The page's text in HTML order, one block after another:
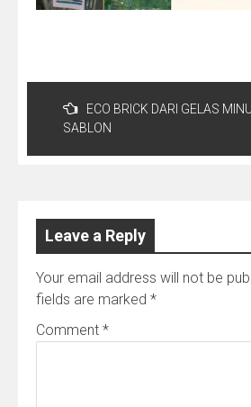
Post
navigationECO BRICK DARI GELAS
SABLON
Leave a Reply
Your email address will not be
fields are marked *
Comment *